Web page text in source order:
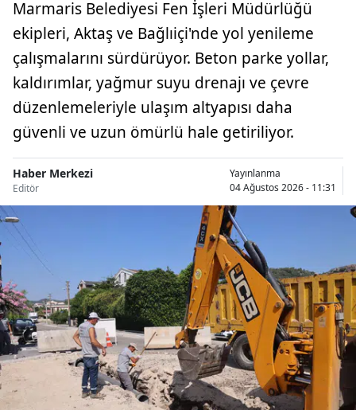
Marmaris Belediyesi Fen İşleri Müdürlüğü
ekipleri, Aktaş ve Bağlıiçi'nde yol yenileme
çalışmalarını sürdürüyor. Beton parke yollar,
kaldırımlar, yağmur suyu drenajı ve çevre
düzenlemeleriyle ulaşım altyapısı daha
güvenli ve uzun ömürlü hale getiriliyor.
Haber Merkezi
Editör
Yayınlanma
04 Ağustos 2026 - 11:31